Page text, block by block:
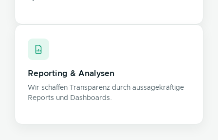
Reporting & Analysen
Wir schaffen Transparenz durch aussagekräftige
Reports und Dashboards.